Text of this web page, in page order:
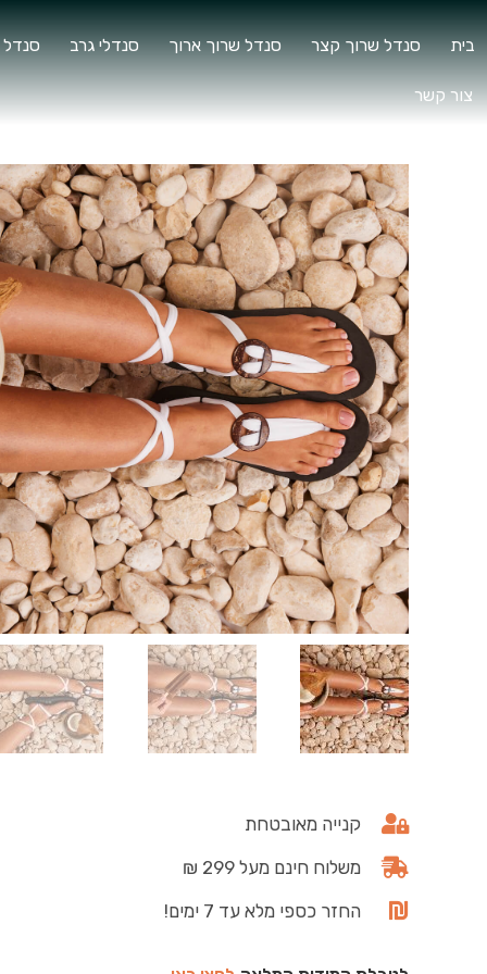
בית סנדל שרוך קצר סנדל שרוך ארוך סנדלי גרב
צור קשר
קנייה מאובטחת
משלוח חינם מעל 299 ₪
החזר כספי מלא עד 7 ימים!